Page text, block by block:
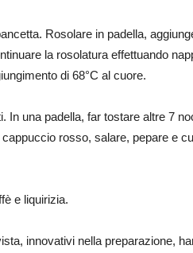
Rosolare in padella,
la rosolatura effettuando
di 68°C al cuore.
In una padella, far tostare altre 7
rosso, salare, pepare e
e liquirizia.
innovativi nella preparazione,